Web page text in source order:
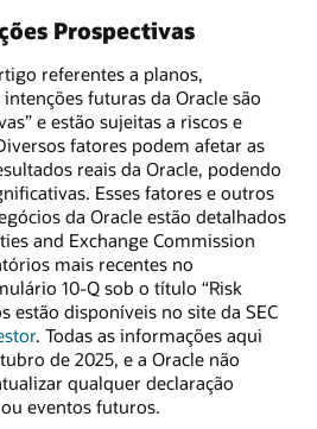
Prospectivas
referentes a planos,
futuras da Oracle são
e estão sujeitas a riscos e
fatores podem afetar as
reais da Oracle, podendo
Esses fatores e outros
da Oracle estão detalhados
and Exchange Commission
mais recentes no
10‑Q sob o título “Risk
estão disponíveis no site da SEC
. Todas as informações aqui
de 2025, e a Oracle não
qualquer declaração
eventos futuros.